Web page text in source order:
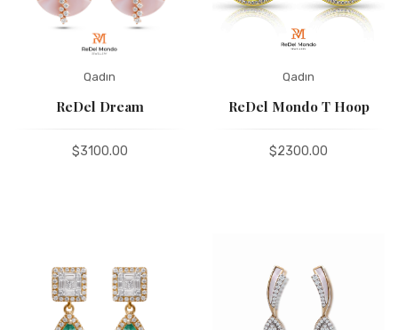
Qadın
ReDel Dream
$3100.00
Qadın
ReDel Mondo T Hoop
$2300.00